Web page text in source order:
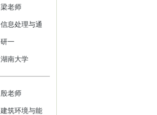
梁老师
信息处理与通
研一
湖南大学
殷老师
建筑环境与能